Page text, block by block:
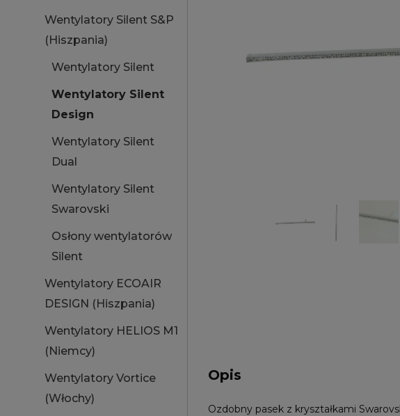
Wentylatory Silent S&P
(Hiszpania)
Wentylatory Silent
Wentylatory Silent
Design
Wentylatory Silent
Dual
Wentylatory Silent
Swarovski
Osłony wentylatorów
Silent
Wentylatory ECOAIR
DESIGN (Hiszpania)
Wentylatory HELIOS M1
(Niemcy)
Wentylatory Vortice
(Włochy)
Opis
Ozdobny pasek z kryształkami